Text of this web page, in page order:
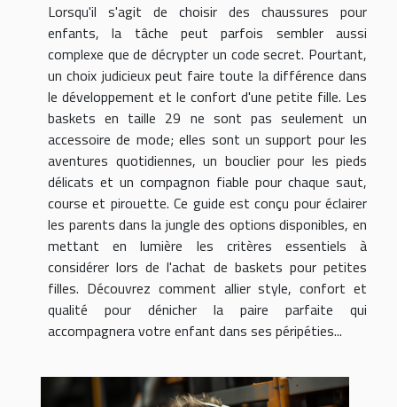
Lorsqu'il s'agit de choisir des chaussures pour
enfants, la tâche peut parfois sembler aussi
complexe que de décrypter un code secret. Pourtant,
un choix judicieux peut faire toute la différence dans
le développement et le confort d'une petite fille. Les
baskets en taille 29 ne sont pas seulement un
accessoire de mode; elles sont un support pour les
aventures quotidiennes, un bouclier pour les pieds
délicats et un compagnon fiable pour chaque saut,
course et pirouette. Ce guide est conçu pour éclairer
les parents dans la jungle des options disponibles, en
mettant en lumière les critères essentiels à
considérer lors de l'achat de baskets pour petites
filles. Découvrez comment allier style, confort et
qualité pour dénicher la paire parfaite qui
accompagnera votre enfant dans ses péripéties...